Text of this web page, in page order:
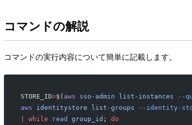
コマンドの解説
コマンドの実行内容について簡単に記載します。
STORE_ID=$( aws sso-admin list-instances --
aws identitystore list-groups --identity-
while read group_id ; do